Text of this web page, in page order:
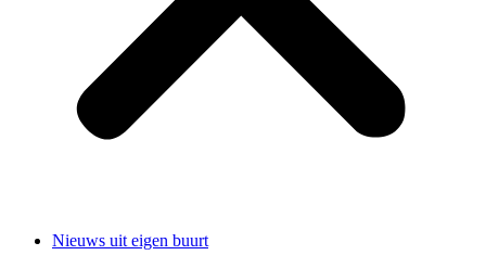
Nieuws uit eigen buurt